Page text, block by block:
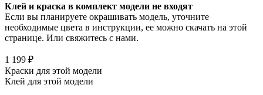
Клей и краска в комплект модели не входят
Если вы планируете окрашивать модель, уточните
необходимые цвета в инструкции, ее можно скачать на этой
странице. Или свяжитесь с нами.
1 199 ₽
Краски для этой модели
Клей для этой модели